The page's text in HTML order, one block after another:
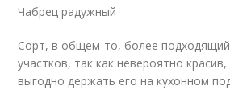
Чабрец радужный
Сорт, в общем-то, более
участков, так как невероятно
выгодно держать его на кухонном